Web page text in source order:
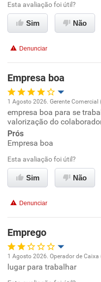
Ambiente de trabalho
Benefícios
Não recomenda esta
Recomenda a diretoria
Esta avaliação foi útil?
Sim Não
Denunciar
Empresa boa
Oportunidade de promoção
Ambiente de trabalho
Conciliação com a vida
Benefícios
1 Agosto 2026. Gerente
empresa boa para se
valorização do
Prós
Empresa boa
Esta avaliação foi útil?
Sim Não
Denunciar
Emprego
Oportunidade de promoção
1 Agosto 2026. Operador de
lugar para trabalhar